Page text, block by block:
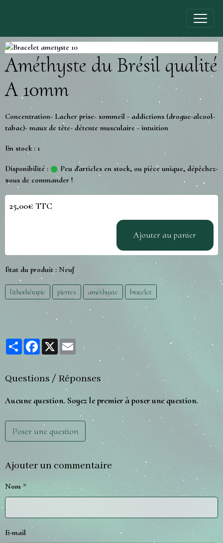
Améthyste du Brésil qualité
A 10mm
Concentration- Lacher prise- sommeil - addictions (drogue-alcool-
tabac)- maux de tête- détente musculaire - intuition
En stock : 1
Disponibilité :
Peu d'articles en stock, ou pièce unique, dépêchez-
vous de commander !
25,00€ TTC
Ajouter au panier
État du produit : Neuf
lithothérapie pierres améthyste bracelet
PartagerFacebook
X
Questions / Réponses
Aucune question. Soyez le premier à poser une question.
Poser une question
Ajouter un commentaire
Nom
E-mail